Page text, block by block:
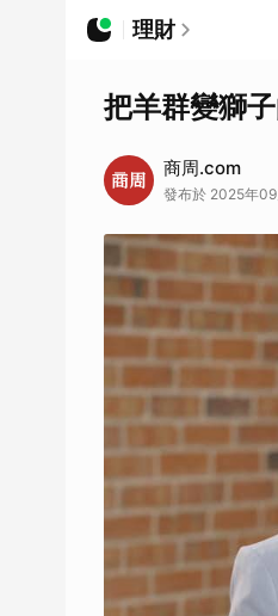
理財
把羊群變獅
商周.com
發布於 2025年